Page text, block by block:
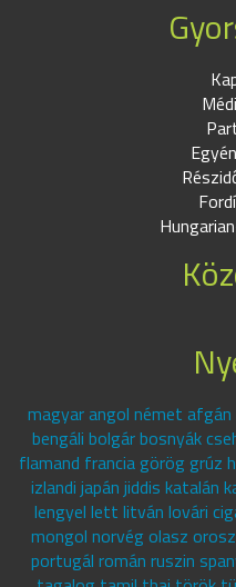
magyar angol német afgán
bengáli bolgár bosnyák
flamand francia görög grúz
izlandi japán jiddis katalán
lengyel lett litván lovári
mongol norvég olasz
portugál román ruszin